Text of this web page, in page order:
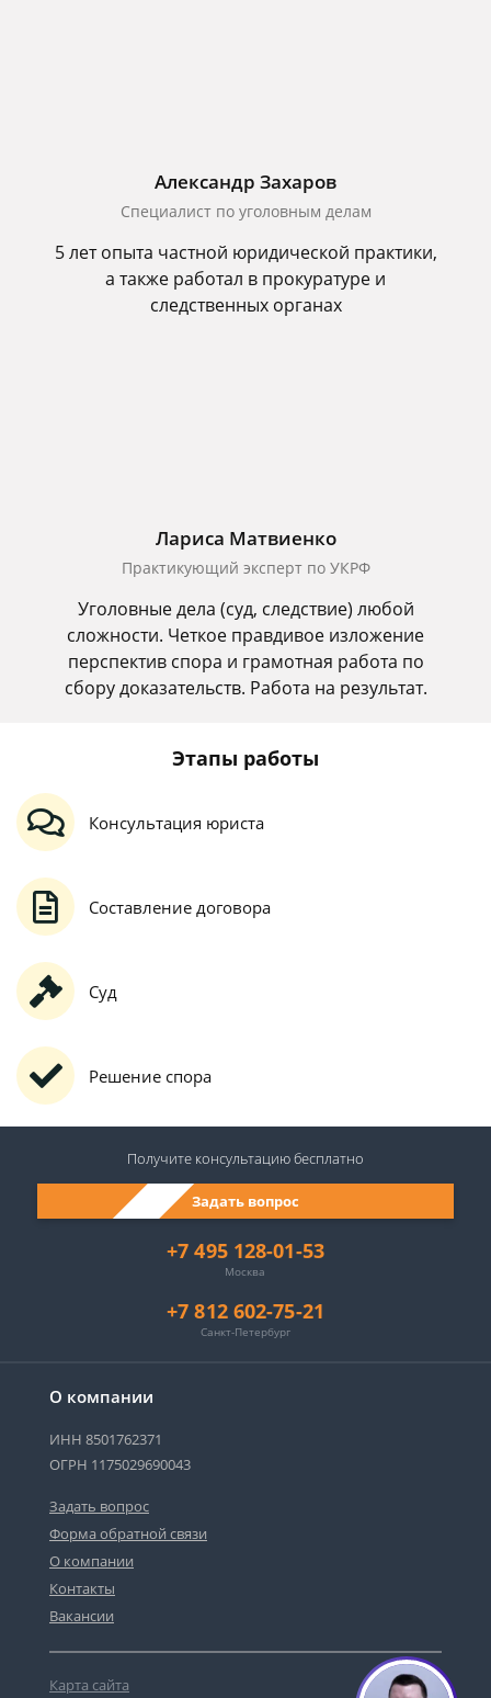
Александр Захаров
Специалист по уголовным делам
5 лет опыта частной юридической практики,
а также работал в прокуратуре и
следственных органах
Лариса Матвиенко
Практикующий эксперт по УКРФ
Уголовные дела (суд, следствие) любой
сложности. Четкое правдивое изложение
перспектив спора и грамотная работа по
сбору доказательств. Работа на результат.
Этапы работы
Консультация юриста
Составление договора
Суд
Решение спора
О компании
ИНН 8501762371
ОГРН 1175029690043
Задать вопрос
Форма обратной связи
О компании
Контакты
Вакансии
Карта сайта
+7 495 128-01-53
Москва
+7 812 602-75-21
Санкт-Петербург
Задать вопрос
Получите консультациюбесплатно